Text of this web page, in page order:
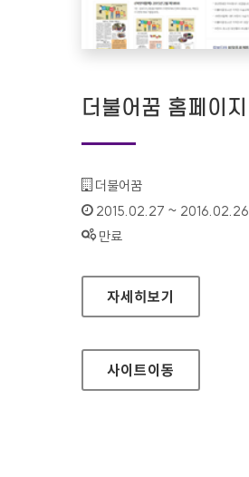
더불어꿈 홈페이지
기관명 :
더불어꿈
인증기간 :
2015.02.27 ~ 2016.02.26
상태 :
만료
더불어꿈 홈페이지
자세히보기
사이트이동